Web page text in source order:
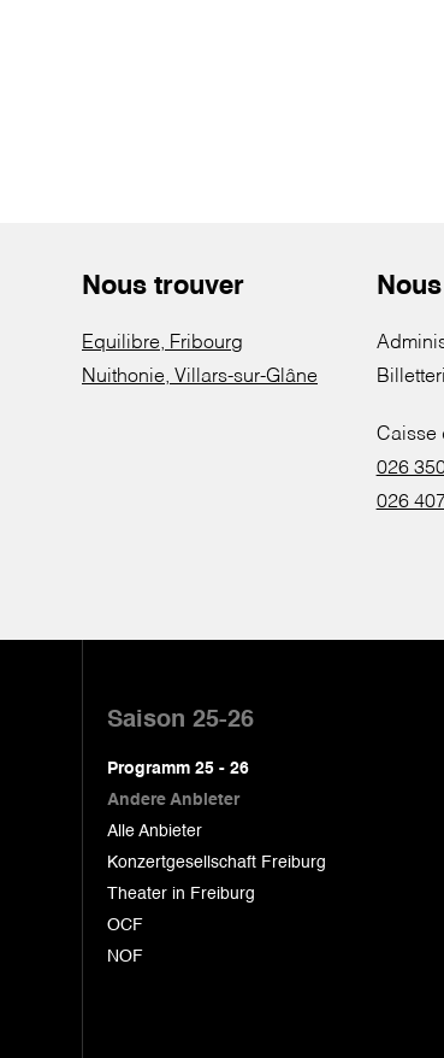
Nous trouver
Equilibre, Fribourg
Nuithonie, Villars-sur-Glâne
Caisse
026
026
Saison 25-26
Programm 25 - 26
Andere Anbieter
Alle Anbieter
Konzertgesellschaft Freiburg
Theater in Freiburg
OCF
NOF